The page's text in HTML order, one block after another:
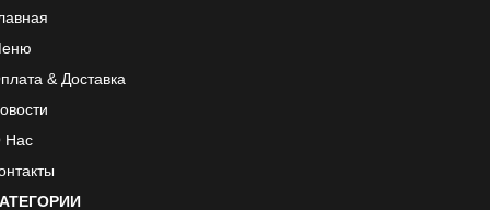
& Доставка
Нас